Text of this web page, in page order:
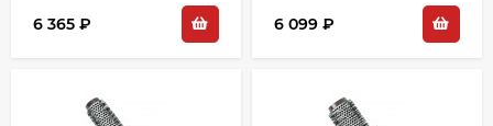
6 365 ₽ 6 099 ₽